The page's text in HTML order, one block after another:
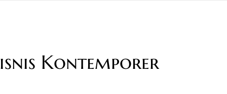
Kontemporer